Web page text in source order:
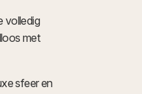
volledig
met
sfeer en